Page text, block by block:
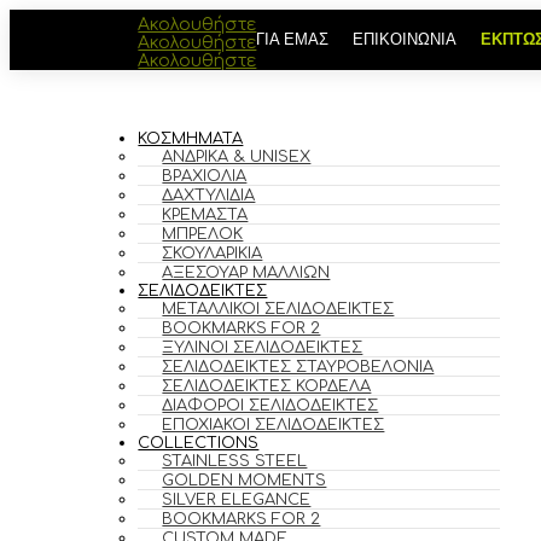
Ακολουθήστε
Ακολουθήστε
Ακολουθήστε
ΓΙΑ ΕΜΑΣ ΕΠΙΚΟΙΝΩΝΙΑ
ΚΟΣΜΗΜΑΤΑ
ΑΝΔΡΙΚΆ & UNISEX
ΒΡΑΧΙΌΛΙΑ
ΔΑΧΤΥΛΊΔΙΑ
ΚΡΕΜΑΣΤΆ
ΜΠΡΕΛΌΚ
ΣΚΟΥΛΑΡΊΚΙΑ
ΑΞΕΣΟΥΆΡ ΜΑΛΛΙΏΝ
ΣΕΛΙΔΟΔΕΙΚΤΕΣ
ΜΕΤΑΛΛΙΚΟΊ ΣΕΛΙΔΟΔΕΊΚΤΕΣ
BOOKMARKS FOR 2
ΞΎΛΙΝΟΙ ΣΕΛΙΔΟΔΕΊΚΤΕΣ
ΣΕΛΙΔΟΔΕΊΚΤΕΣ ΣΤΑΥΡΟΒΕΛΟΝΙΆ
ΣΕΛΙΔΟΔΕΊΚΤΕΣ ΚΟΡΔΈΛΑ
ΔΙΆΦΟΡΟΙ ΣΕΛΙΔΟΔΕΊΚΤΕΣ
ΕΠΟΧΙΑΚΟΊ ΣΕΛΙΔΟΔΕΊΚΤΕΣ
COLLECTIONS
STAINLESS STEEL
GOLDEN MOMENTS
SILVER ELEGANCE
BOOKMARKS FOR 2